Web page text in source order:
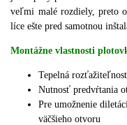
veľmi malé rozdiely, preto
líce ešte pred samotnou
Montážne vlastnosti
Tepelná
Nutnosť predvŕtania
Pre umožnenie
väčšieho otvoru